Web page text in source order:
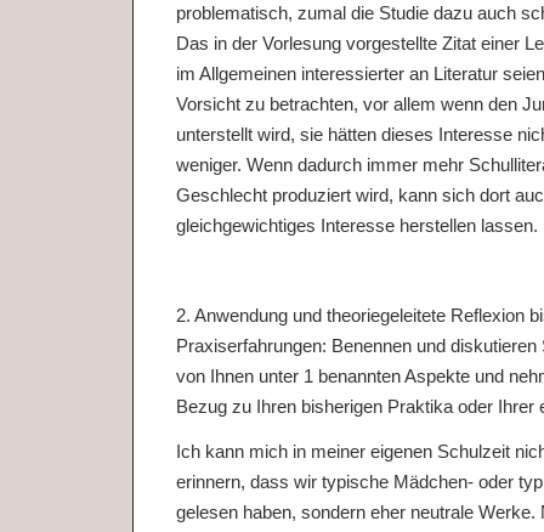
problematisch, zumal die Studie dazu auch
Das in der Vorlesung vorgestellte Zitat einer
im Allgemeinen interessierter an Literatur
Vorsicht zu betrachten, vor allem wenn den
unterstellt wird, sie hätten dieses Interesse
weniger. Wenn dadurch immer mehr
Geschlecht produziert wird, kann sich dort
gleichgewichtiges Interesse herstellen lassen.
2. Anwendung und theoriegeleitete Reflexion
Praxiserfahrungen: Benennen und diskutieren
von Ihnen unter 1 benannten Aspekte und
Bezug zu Ihren bisherigen Praktika oder Ihrer
Ich kann mich in meiner eigenen Schulzeit
erinnern, dass wir typische Mädchen- oder
gelesen haben, sondern eher neutrale